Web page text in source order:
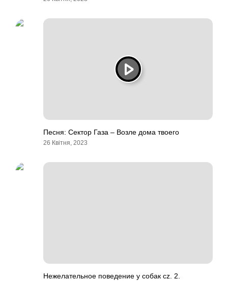
Песня: Сектор Газа – Возле дома твоего
26 Квітня, 2023
Нежелательное поведение у собак cz. 2.